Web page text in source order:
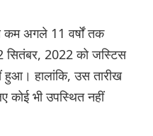
कम अगले 11 वर्षों तक
सितंबर, 2022 को जस्टिस
हुआ। हालांकि, उस तारीख
कोई भी उपस्थित नहीं